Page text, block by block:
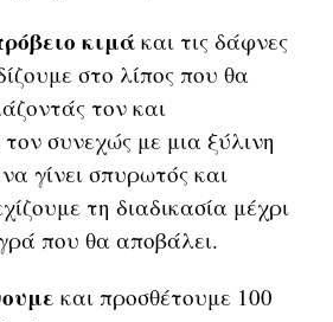
κιμά και τις δάφνες
στο λίπος που θα
τον και
συνεχώς με μια ξύλινη
γίνει σπυρωτός και
τη διαδικασία μέχρι
που θα αποβάλει.
και προσθέτουμε 100